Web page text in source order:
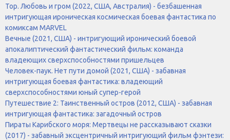
Тор. Любовь и гром (2022, США, Австралия) - безбашенная
интригующая ироническая космическая боевая фантастика по
комиксам MARVEL
Вечные (2021, США) - интригующий иронический боевой
апокалиптический фантастический фильм: команда
владеющих сверхспособностями пришельцев
Человек-паук. Нет пути домой (2021, США) - забавная
интригующая боевая фантастика: владеющий
сверхспособностями юный супер-герой
Путешествие 2: Таинственный остров (2012, США) - забавная
интригующая фантастика: загадочный остров
Пираты Карибского моря: Мертвецы не рассказывают сказки
(2017) - забавный эксцентричный интригующий фильм фэнтези: